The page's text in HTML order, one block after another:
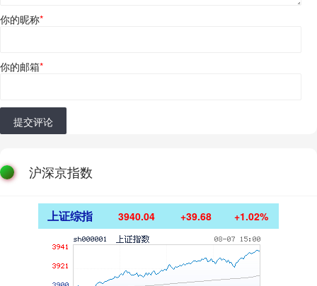
你的昵称*
你的邮箱*
提交评论
沪深京指数
上证综指 3940.04 +39.68 +1.02%